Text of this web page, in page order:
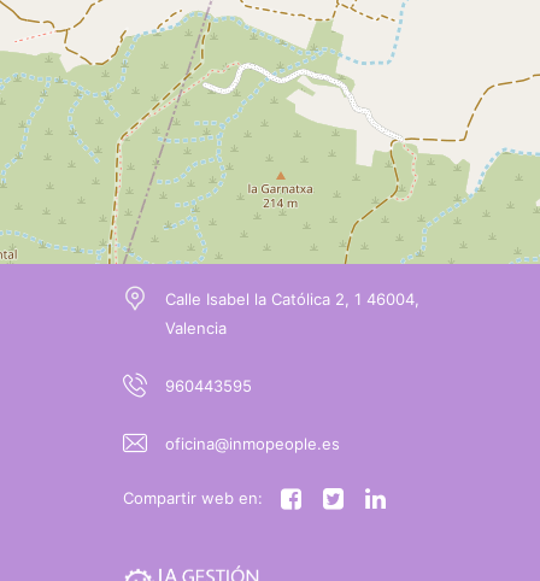
Calle Isabel la Católica 2, 1 46004,
Valencia
960443595
oficina@inmopeople.es
Compartir web en: